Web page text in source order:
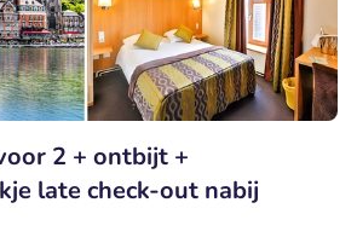
2 + ontbijt +
late check-out nabij